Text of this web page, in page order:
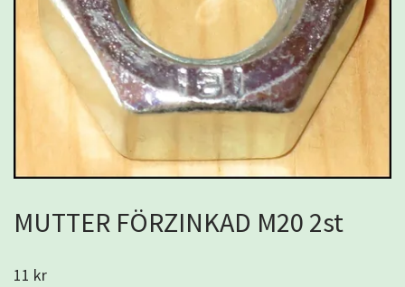
MUTTER FÖRZINKAD M20 2st
11 kr